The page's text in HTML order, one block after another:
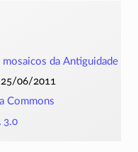
mosaicos da Antiguidade
25/06/2011
Commons
3.0